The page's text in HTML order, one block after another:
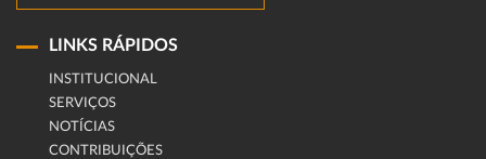
LINKS RÁPIDOS
INSTITUCIONAL
SERVIÇOS
NOTÍCIAS
CONTRIBUIÇÕES